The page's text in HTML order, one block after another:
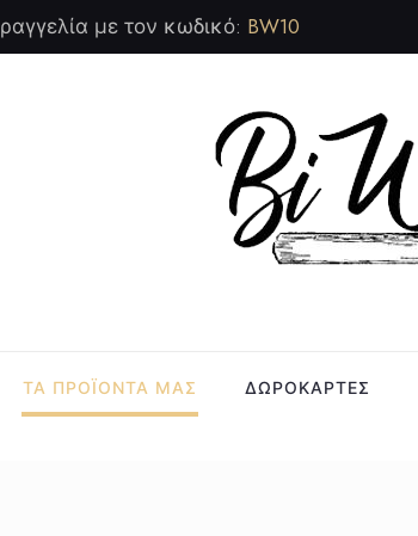
με τον κωδικό: BW10
ΤΑ ΠΡΟΪΟΝΤΑ ΜΑΣ ΔΩΡΟΚΑΡΤΕΣ